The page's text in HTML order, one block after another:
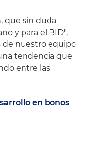
que sin duda
y para el BID",
de nuestro equipo
tendencia que
entre las
en bonos